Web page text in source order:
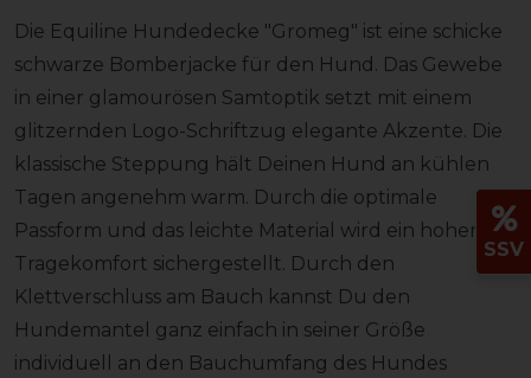
Die Equiline Hundedecke "Gromeg" ist eine schicke
schwarze Bomberjacke für den Hund. Das Gewebe
in einer glamourösen Samtoptik setzt mit einem
glitzernden Logo-Schriftzug elegante Akzente. Die
klassische Steppung hält Deinen Hund an kühlen
Tagen angenehm warm. Durch die optimale
Passform und das leichte Material wird ein hoher
Tragekomfort sichergestellt. Durch den
Klettverschluss am Bauch kannst Du den
Hundemantel ganz einfach in seiner Größe
individuell an den Bauchumfang des Hundes
SSV